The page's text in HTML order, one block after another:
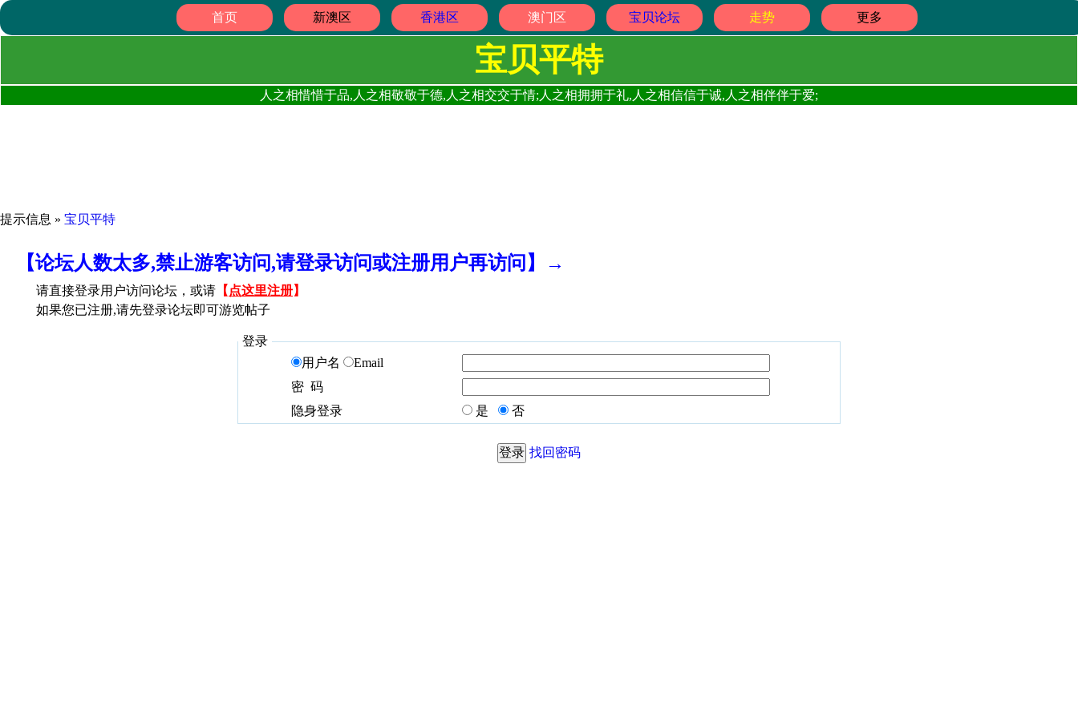
首页 新澳区 香港区 澳门区 宝贝论坛 走势 更多
宝贝平特
人之相惜惜于品,人之相敬敬于德,人之相交交于情;人之相拥拥于礼,人之相信信于诚,人之相伴伴于爱;
提示信息 » 宝贝平特
【论坛人数太多,禁止游客访问,请登录访问或注册用户再访问】→
请直接登录用户访问论坛，或请 【 点这里注册】
如果您已注册,请先登录论坛即可游览帖子
登录
用户名
Email
密 码
隐身登录
是 否
找回密码